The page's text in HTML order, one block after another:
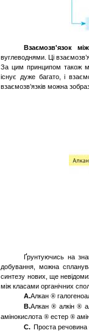
Взаємозв'язок між
вуглеводнями .Ці
Зацим принципом також
існує
дуже багато, і
взаємозв’язків можна
Ґрунтуючись на
добування ,можна
синтезу нових ще
між класами органічних
A.Алкан ®
B.Алкан ® алкін ®
амінокислота ® естер ®
C. Простаречовина